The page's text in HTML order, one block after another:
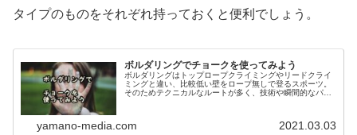
タイプのものをそれぞれ持っておくと便利でしょう。
ボルダリングでチョークを使ってみよう
ボルダリングはトップロープクライミングやリードクライ
ミングと違い、比較低い壁をロープ無しで登るスポーツ。
そのためテクニカルなルートが多く、技術や瞬間的なパワ
yamano-media.com 2021.03.03